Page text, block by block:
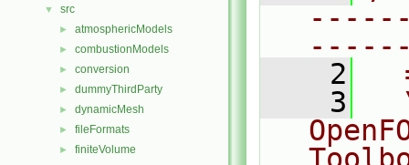
▼ src
► atmosphericModels
► combustionModels
► conversion
► dummyThirdParty
► dynamicMesh
► fileFormats
► finiteVolume
    2
    3